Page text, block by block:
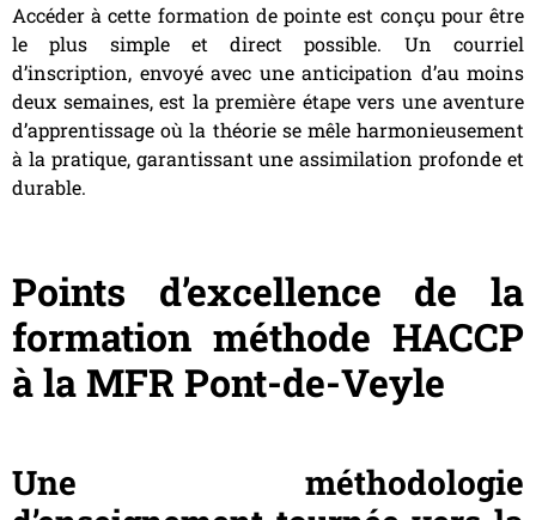
Accéder à cette formation de pointe est conçu pour être
le plus simple et direct possible. Un courriel
d’inscription, envoyé avec une anticipation d’au moins
deux semaines, est la première étape vers une aventure
d’apprentissage où la théorie se mêle harmonieusement
à la pratique, garantissant une assimilation profonde et
durable.
Points d’excellence de la
formation méthode HACCP
à la MFR Pont-de-Veyle
Une méthodologie